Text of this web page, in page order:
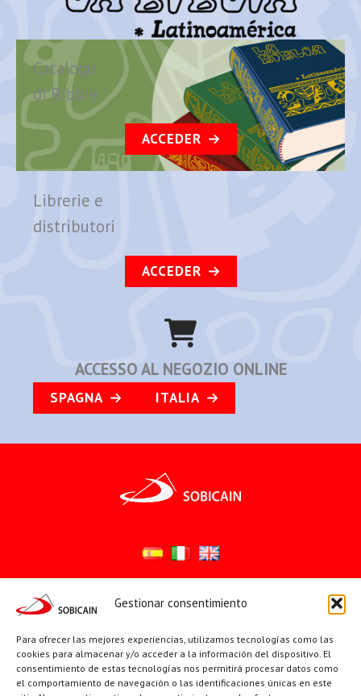
Gestionar consentimiento
Para ofrecer las mejores experiencias, utilizamos tecnologías como las
cookies para almacenar y/o acceder a la información del dispositivo. El
consentimiento de estas tecnologías nos permitirá procesar datos como
el comportamiento de navegación o las identificaciones únicas en este
Catalogo
di Bibbie
ACCEDER
Librerie e
distributori
ACCEDER
ACCESSO AL NEGOZIO ONLINE
SPAGNA ITALIA
Síguenos en:
YouTube
X Facebook
PÁGINAS INSTITUCIONALES